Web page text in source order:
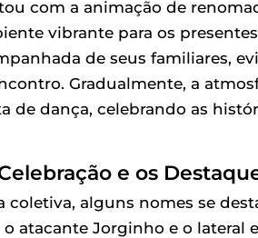
com a animação de
vibrante para os
de seus familiares,
Gradualmente, a
de dança, celebrando as
e os
coletiva, alguns nomes se
atacante Jorginho e o lateral